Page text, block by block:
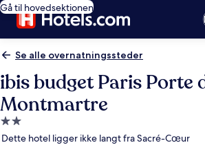
Gå til hovedsektionen
Se alle overnatningssteder
ibis budget Paris Porte
Montmartre
2.0-
stjernet
Dette hotel ligger ikke langt fra Sacré-Cœur